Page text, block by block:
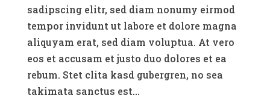
sadipscing elitr, sed diam nonumy eirmod
tempor invidunt ut labore et dolore magna
aliquyam erat, sed diam voluptua. At vero
eos et accusam et justo duo dolores et ea
rebum. Stet clita kasd gubergren, no sea
takimata sanctus est...